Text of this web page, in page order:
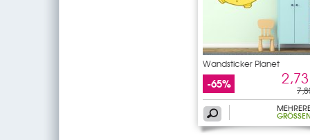
Wandsticker Planet
-65%
GRÖSSEN